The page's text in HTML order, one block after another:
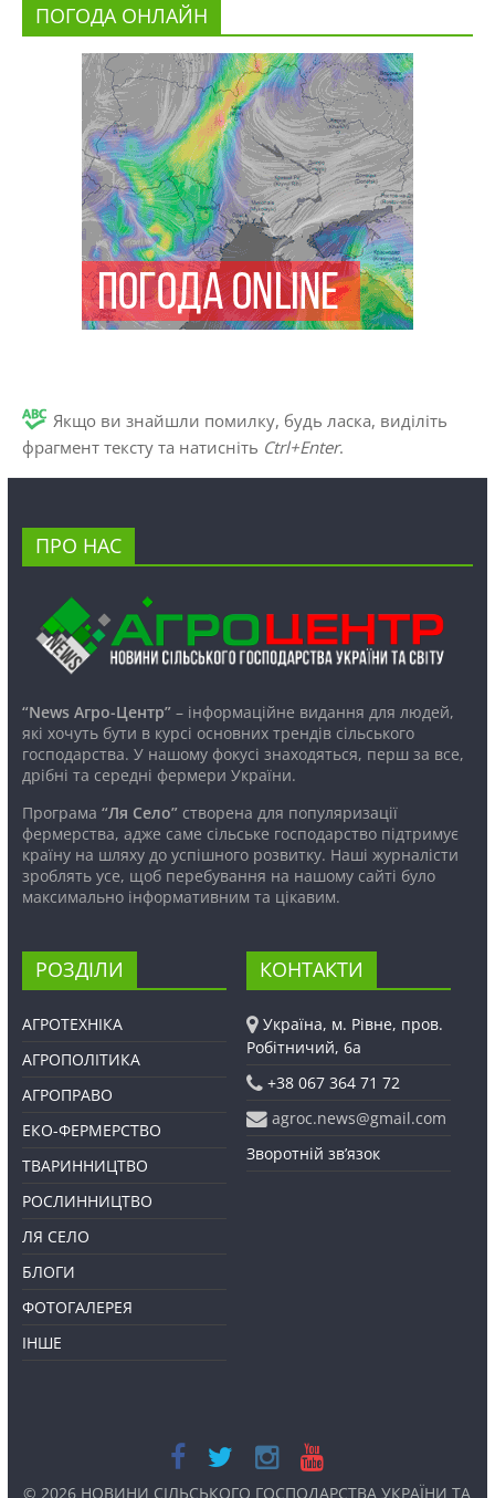
ПОГОДА ОНЛАЙН
Якщо ви знайшли помилку, будь ласка, виділіть
фрагмент тексту та натисніть Ctrl+Enter.
ПРО НАС
“News Агро-Центр”– інформаційне видання для людей,
які хочуть бути в курсі основних трендів сільського
господарства. У нашому фокусі знаходяться, перш за все,
дрібні та середні фермери України.
Програма “Ля Село”створена для популяризації
фермерства, адже саме сільське господарство підтримує
країну на шляху до успішного розвитку. Наші журналісти
зроблять усе, щоб перебування на нашому сайті було
максимально інформативним та цікавим.
РОЗДІЛИ
АГРОТЕХНІКА
АГРОПОЛІТИКА
АГРОПРАВО
ЕКО-ФЕРМЕРСТВО
ТВАРИННИЦТВО
РОСЛИННИЦТВО
ЛЯ СЕЛО
БЛОГИ
ФОТОГАЛЕРЕЯ
ІНШЕ
КОНТАКТИ
Україна, м. Рівне, пров.
Робітничий, 6а
+38 067 364 71 72
agroc.news@gmail.com
Зворотній зв’язок
© 2026 НОВИНИ СІЛЬСЬКОГО ГОСПОДАРСТВА УКРАЇНИ ТА